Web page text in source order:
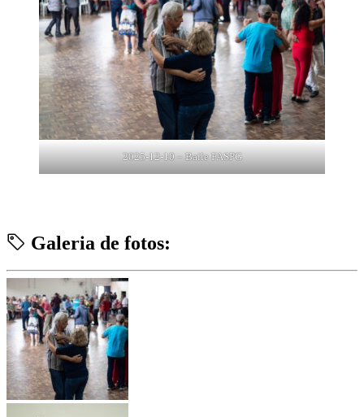
2025-12-10 – Baile FASPG
Galeria de fotos: